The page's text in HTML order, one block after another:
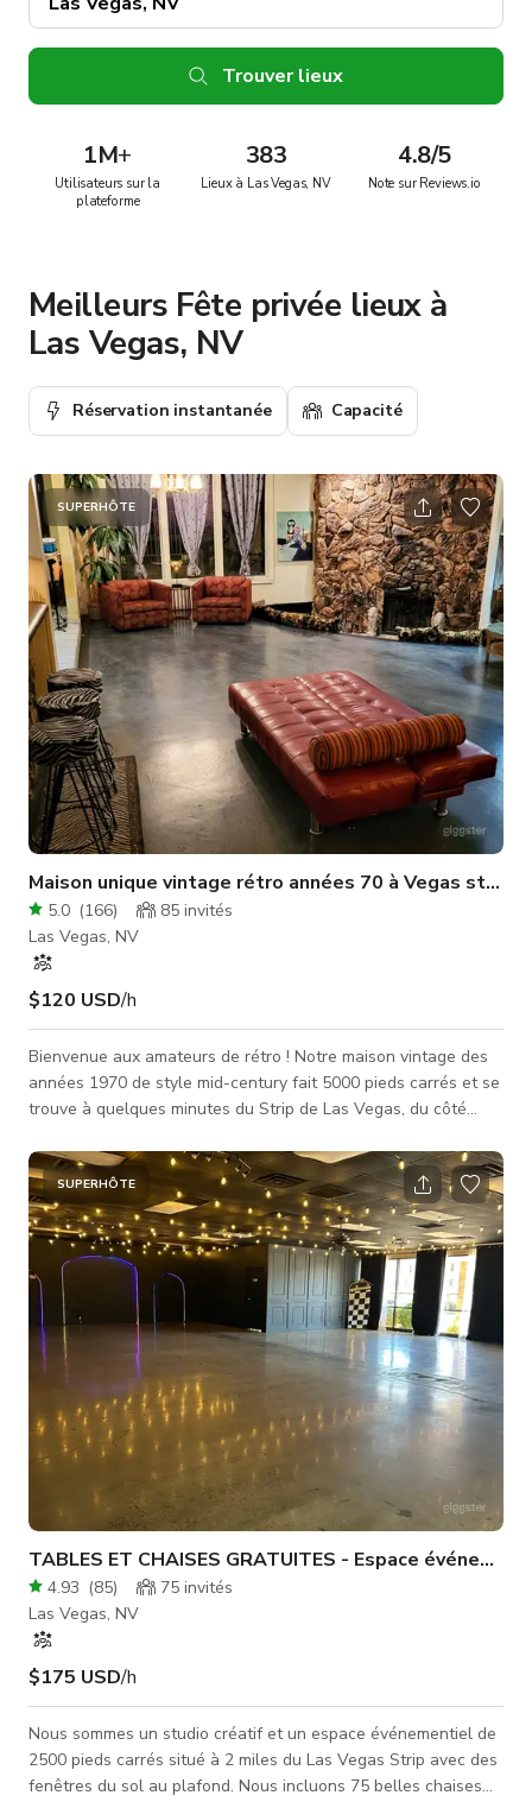
Trouver lieux
1M+
Utilisateurs sur la
plateforme
383
Lieux à Las Vegas, NV
4.8/5
Note sur Reviews.io
Meilleurs Fête privée lieux à
Las Vegas, NV
Réservation instantanée Capacité
SUPERHÔTE
Maison unique vintage rétro années 70 à Vegas style
5.0 (166) 85 invités
Las Vegas, NV
$120 USD/h
Bienvenue aux amateurs de rétro ! Notre maison vintage des
années 1970 de style mid-century fait 5000 pieds carrés et se
trouve à quelques minutes du Strip de Las Vegas, du côté
quartier historique et branché des célébrités d'Alta Drive /
Palomino Estates, juste au coin de la Thriller Villa de Michael
Jackson ! *** Enceinte alimentée et tablette GRATUITES avec
chaque réservation ! *** Découvrez notre incroyable section A
SUPERHÔTE
TABLES ET CHAISES GRATUITES - Espace
4.93 (85) 75 invités
Las Vegas, NV
$175 USD/h
Nous sommes un studio créatif et un espace événementiel de
2500 pieds carrés situé à 2 miles du Las Vegas Strip avec des
fenêtres du sol au plafond. Nous incluons 75 belles chaises